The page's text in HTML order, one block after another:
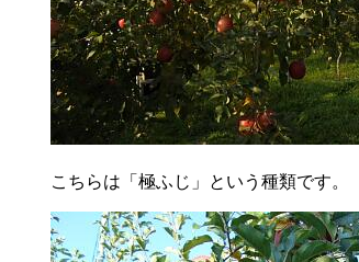
こちらは「極ふじ」という種類です。